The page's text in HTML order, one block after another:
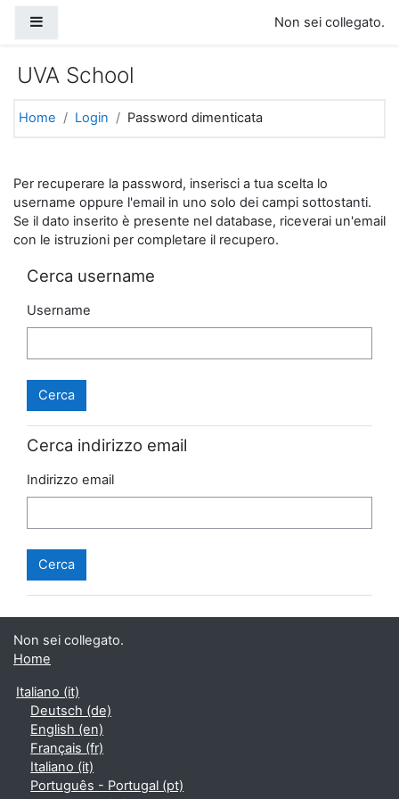
Non sei collegato.
UVA School
Home Login Password dimenticata
Per recuperare la password, inserisci a tua scelta lo
username oppure l'email in uno solo dei campi sottostanti.
Se il dato inserito è presente nel database, riceverai un'email
con le istruzioni per completare il recupero.
Cerca username
Username
Cerca indirizzo email
Indirizzo email
Non sei collegato.
Home
Italiano ‎(it)‎
Deutsch ‎(de)‎
English ‎(en)‎
Français ‎(fr)‎
Italiano ‎(it)‎
Português - Portugal ‎(pt)‎